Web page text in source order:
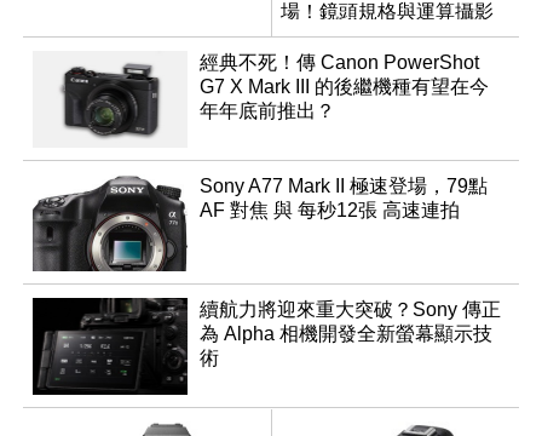
場！鏡頭規格與運算攝影
升級成為焦點
經典不死！傳 Canon PowerShot
G7 X Mark III 的後繼機種有望在今
年年底前推出？
Sony A77 Mark II 極速登場，79點
AF 對焦 與 每秒12張 高速連拍
續航力將迎來重大突破？Sony 傳正
為 Alpha 相機開發全新螢幕顯示技
術